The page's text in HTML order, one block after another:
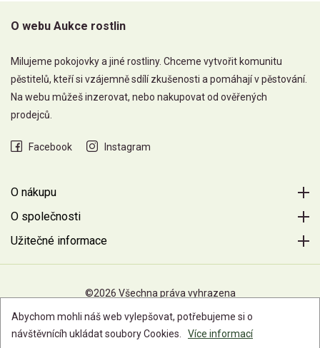
O webu Aukce rostlin
Milujeme pokojovky a jiné rostliny. Chceme vytvořit komunitu
pěstitelů, kteří si vzájemně sdílí zkušenosti a pomáhají v pěstování.
Na webu můžeš inzerovat, nebo nakupovat od ověřených
prodejců.
Facebook Instagram
O nákupu
O společnosti
Užitečné informace
©2026 Všechna práva vyhrazena
Abychom mohli náš web vylepšovat, potřebujeme si o
návštěvnícíh ukládat soubory Cookies.
Více informací